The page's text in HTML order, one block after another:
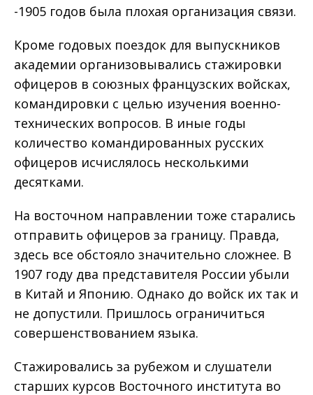
-1905 годов была плохая организация связи.
Кроме годовых поездок для выпускников
академии организовывались стажировки
офицеров в союзных французских войсках,
командировки с целью изучения военно-
технических вопросов. В иные годы
количество командированных русских
офицеров исчислялось несколькими
десятками.
На восточном направлении тоже старались
отправить офицеров за границу. Правда,
здесь все обстояло значительно сложнее. В
1907 году два представителя России убыли
в Китай и Японию. Однако до войск их так и
не допустили. Пришлось ограничиться
совершенствованием языка.
Стажировались за рубежом и слушатели
старших курсов Восточного института во